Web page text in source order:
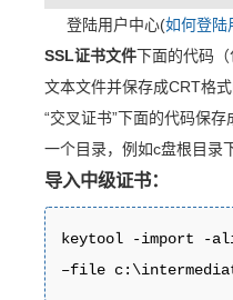
登陆用户中心(如何登陆
SSL证书文件下面的代码
文本文件并保存成CRT格
“交叉证书”下面的代码保
一个目录，例如c盘根目录
导入中级证书：
keytool -import -
–file